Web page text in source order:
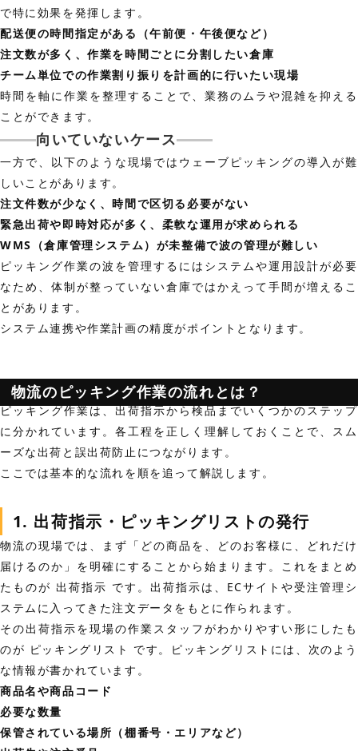
で特に効果を発揮します。
配送便の時間指定がある（午前便・午後便など）
注文数が多く、作業を時間ごとに分割したい倉庫
チーム単位での作業割り振りを計画的に行いたい現場
時間を軸に作業を整理することで、業務のムラや混雑を抑える
ことができます。
向いていないケース
一方で、以下のような現場ではウェーブピッキングの導入が難
しいことがあります。
注文件数が少なく、時間で区切る必要がない
緊急出荷や即時対応が多く、柔軟な運用が求められる
WMS（倉庫管理システム）が未整備で波の管理が難しい
ピッキング作業の波を管理するにはシステムや運用設計が必要
なため、体制が整っていない倉庫ではかえって手間が増えるこ
とがあります。
システム連携や作業計画の精度がポイントとなります。
物流のピッキング作業の流れとは？
ピッキング作業は、出荷指示から検品までいくつかのステップ
に分かれています。各工程を正しく理解しておくことで、スム
ーズな出荷と誤出荷防止につながります。
ここでは基本的な流れを順を追って解説します。
1. 出荷指示・ピッキングリストの発行
物流の現場では、まず「どの商品を、どのお客様に、どれだけ
届けるのか」を明確にすることから始まります。これをまとめ
たものが 出荷指示 です。出荷指示は、ECサイトや受注管理シ
ステムに入ってきた注文データをもとに作られます。
その出荷指示を現場の作業スタッフがわかりやすい形にしたも
のが ピッキングリスト です。ピッキングリストには、次のよう
な情報が書かれています。
商品名や商品コード
必要な数量
保管されている場所（棚番号・エリアなど）